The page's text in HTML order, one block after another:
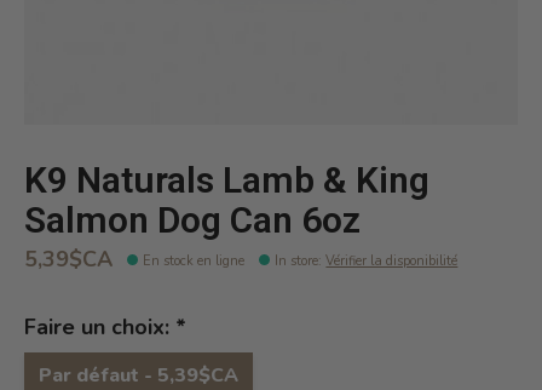
K9 Naturals Lamb & King
Salmon Dog Can 6oz
5,39$CA En stock en ligne In store:Vérifier la disponibilité
Faire un choix: *
Par défaut - 5,39$CA